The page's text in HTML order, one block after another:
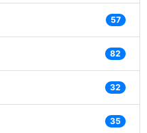
57
82
32
35